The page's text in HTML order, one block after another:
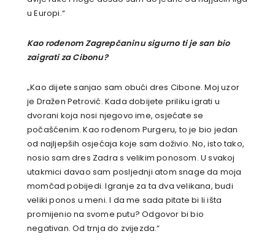
u Europi.“
Kao rođenom Zagrepčaninu sigurno ti je san bio
zaigrati za Cibonu?
„Kao dijete sanjao sam obući dres Cibone. Moj uzor
je Dražen Petrović. Kada dobijete priliku igrati u
dvorani koja nosi njegovo ime, osjećate se
počašćenim. Kao rođenom Purgeru, to je bio jedan
od najljepših osjećaja koje sam doživio. No, isto tako,
nosio sam dres Zadra s velikim ponosom. U svakoj
utakmici davao sam posljednji atom snage da moja
momčad pobijedi. Igranje za ta dva velikana, budi
veliki ponos u meni. I da me sada pitate bi li išta
promijenio na svome putu? Odgovor bi bio
negativan. Od trnja do zvijezda.“